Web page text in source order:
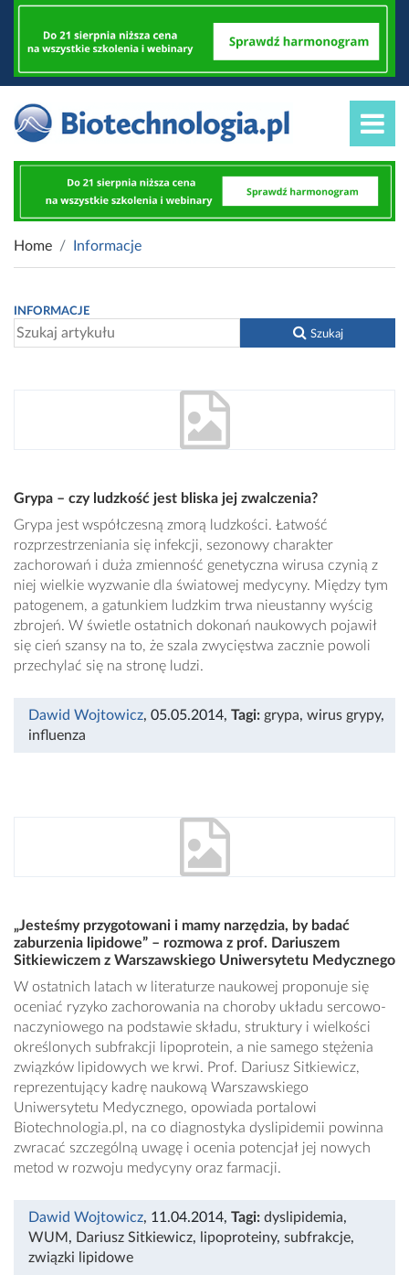
Home Informacje
INFORMACJE
Szukaj
Grypa – czy ludzkość jest bliska jej zwalczenia?
Grypa jest współczesną zmorą ludzkości. Łatwość
rozprzestrzeniania się infekcji, sezonowy charakter
zachorowań i duża zmienność genetyczna wirusa czynią z
niej wielkie wyzwanie dla światowej medycyny. Między tym
patogenem, a gatunkiem ludzkim trwa nieustanny wyścig
zbrojeń. W świetle ostatnich dokonań naukowych pojawił
się cień szansy na to, że szala zwycięstwa zacznie powoli
przechylać się na stronę ludzi.
Dawid Wojtowicz, 05.05.2014, Tagi: grypa, wirus grypy,
influenza
„Jesteśmy przygotowani i mamy narzędzia, by badać
zaburzenia lipidowe” – rozmowa z prof. Dariuszem
Sitkiewiczem z Warszawskiego Uniwersytetu Medycznego
W ostatnich latach w literaturze naukowej proponuje się
oceniać ryzyko zachorowania na choroby układu sercowo-
naczyniowego na podstawie składu, struktury i wielkości
określonych subfrakcji lipoprotein, a nie samego stężenia
związków lipidowych we krwi. Prof. Dariusz Sitkiewicz,
reprezentujący kadrę naukową Warszawskiego
Uniwersytetu Medycznego, opowiada portalowi
Biotechnologia.pl, na co diagnostyka dyslipidemii powinna
zwracać szczególną uwagę i ocenia potencjał jej nowych
metod w rozwoju medycyny oraz farmacji.
Dawid Wojtowicz, 11.04.2014, Tagi: dyslipidemia,
WUM , Dariusz Sitkiewicz, lipoproteiny, subfrakcje,
związki lipidowe